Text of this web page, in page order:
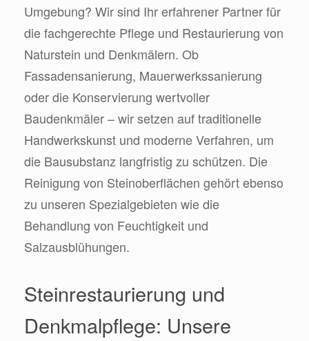
Umgebung? Wir sind Ihr erfahrener Partner für
die fachgerechte Pflege und Restaurierung von
Naturstein und Denkmälern. Ob
Fassadensanierung, Mauerwerkssanierung
oder die Konservierung wertvoller
Baudenkmäler – wir setzen auf traditionelle
Handwerkskunst und moderne Verfahren, um
die Bausubstanz langfristig zu schützen. Die
Reinigung von Steinoberflächen gehört ebenso
zu unseren Spezialgebieten wie die
Behandlung von Feuchtigkeit und
Salzausblühungen.
Steinrestaurierung und
Denkmalpflege: Unsere